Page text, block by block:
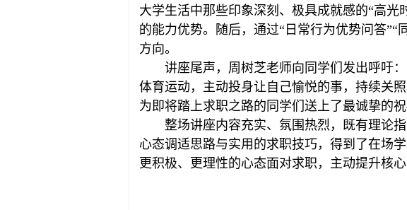
大学生活中那些印象深刻、极具成就感的“高
的能力优势。随后，通过“日常行为优势问答
方向。
讲座尾声，周树芝老师向同学们发出呼吁
体育运动，主动投身让自己愉悦的事，持续关
为即将踏上求职之路的同学们送上了最诚挚的
整场讲座内容充实、氛围热烈，既有理论
心态调适思路与实用的求职技巧，得到了在场
更积极、更理性的心态面对求职，主动提升核